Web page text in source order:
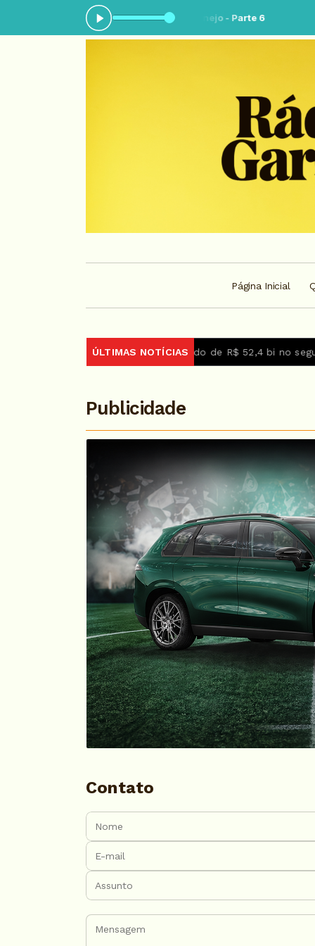
agora: Brasil sertanejo - Parte 6
Página Inicial
ÚLTIMAS NOTÍCIAS
tem lucro líquido de R$ 52,4 bi no segundo trimestre
Publicidade
Contato
Nome:
E-mail:
Assunto: